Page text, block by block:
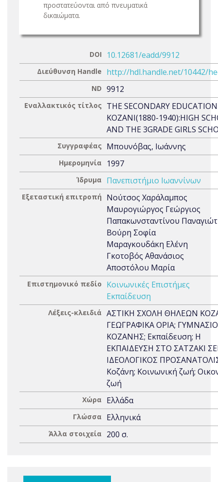
προστατεύονται από πνευματικά
δικαιώματα.
DOI 10.12681/eadd/9912
Διεύθυνση Handle http://hdl.handle.net/10442/
ND 9912
Εναλλακτικός τίτλος THE SECONDARY
KOZANI(1880-1940):HIGH
AND THE 3GRADE GIRLS
Συγγραφέας Μπουνόβας, Ιωάννης
Ημερομηνία 1997
Ίδρυμα Πανεπιστήμιο Ιωαννίνων
Εξεταστική επιτροπή
Νούτσος Χαράλαμπος
Μαυρογιώργος Γεώργιος
Παπακωνσταντίνου
Βούρη Σοφία
Μαραγκουδάκη Ελένη
Γκοτοβός Αθανάσιος
Αποστόλου Μαρία
Επιστημονικό πεδίο
Κοινωνικές Επιστήμες
Εκπαίδευση
Λέξεις-κλειδιά ΑΣΤΙΚΗ ΣΧΟΛΗ ΘΗΛΕΩΝ
ΓΕΩΓΡΑΦΙΚΑ ΟΡΙΑ; ΓΥΜΝΑΣΙΟ
ΚΟΖΑΝΗΣ; Εκπαίδευση; Η
ΕΚΠΑΙΔΕΥΣΗ ΣΤΟ ΣΑΤΖΑΚΙ
ΙΔΕΟΛΟΓΙΚΟΣ
Κοζάνη; Κοινωνική ζωή;
ζωή
Χώρα Ελλάδα
Γλώσσα Ελληνικά
Άλλα στοιχεία 200 σ.